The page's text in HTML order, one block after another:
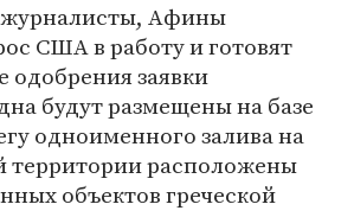
журналисты, Афины
США в работу и готовят
одобрения заявки
будут размещены на базе
одноименного залива на
территории расположены
объектов греческой